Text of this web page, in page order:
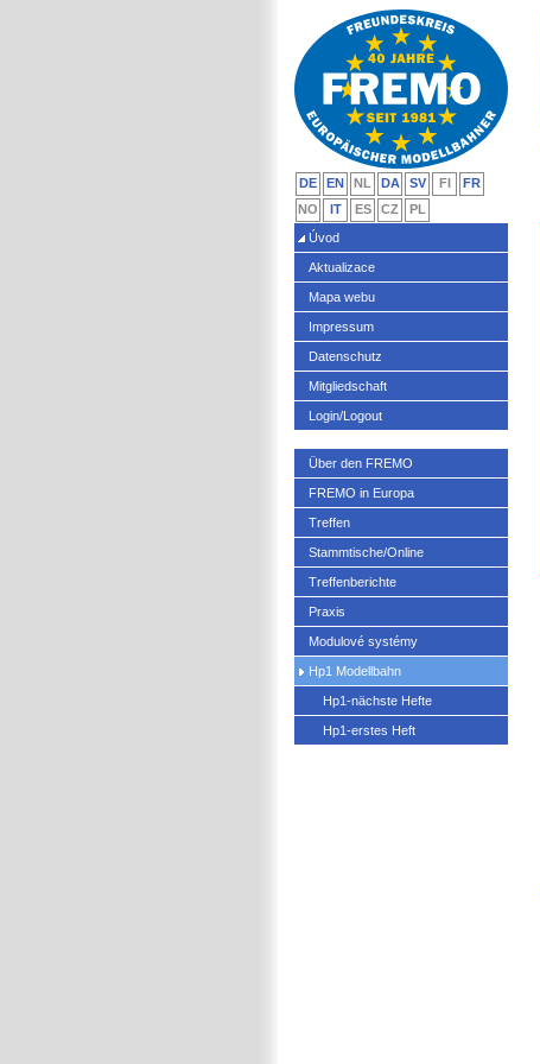
DE EN NL DA SV FI
FR
NO
IT ES CZ
PL
Úvod
Aktualizace
Mapa webu
Impressum
Datenschutz
Mitgliedschaft
Login/Logout
Über den FREMO
FREMO in Europa
Treffen
Stammtische/Online
Treffenberichte
Praxis
Modulové systémy
Hp1 Modellbahn
Hp1-nächste Hefte
Hp1-erstes Heft